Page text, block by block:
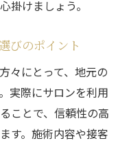
掛けましょう。
びのポイント
々にとって、地元の
実際にサロンを利用
ことで、信頼性の高
す。施術内容や接客